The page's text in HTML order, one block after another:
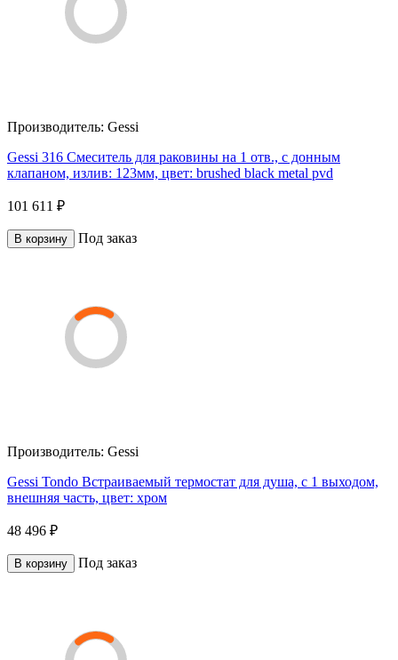
Производитель: Gessi
Gessi 316 Смеситель для раковины на 1 отв., с донным
клапаном, излив: 123мм, цвет: brushed black metal pvd
101 611 ₽
В корзину Под заказ
Производитель: Gessi
Gessi Tondo Встраиваемый термостат для душа, с 1 выходом,
внешняя часть, цвет: хром
48 496 ₽
В корзину Под заказ